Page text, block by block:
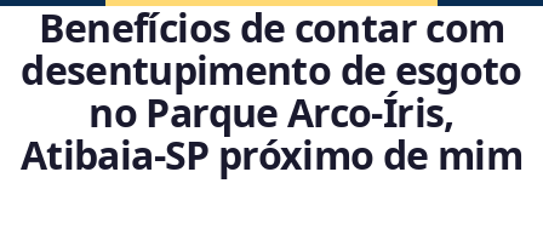
Benefícios de contar com
desentupimento de esgoto
no Parque Arco-Íris,
Atibaia‑SP próximo de mim